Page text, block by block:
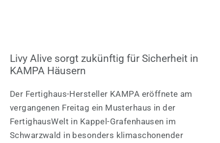
Livy Alive sorgt zukünftig für Sicherheit in
KAMPA Häusern
Der Fertighaus-Hersteller KAMPA eröffnete am
vergangenen Freitag ein Musterhaus in der
FertighausWelt in Kappel-Grafenhausen im
Schwarzwald in besonders klimaschonender